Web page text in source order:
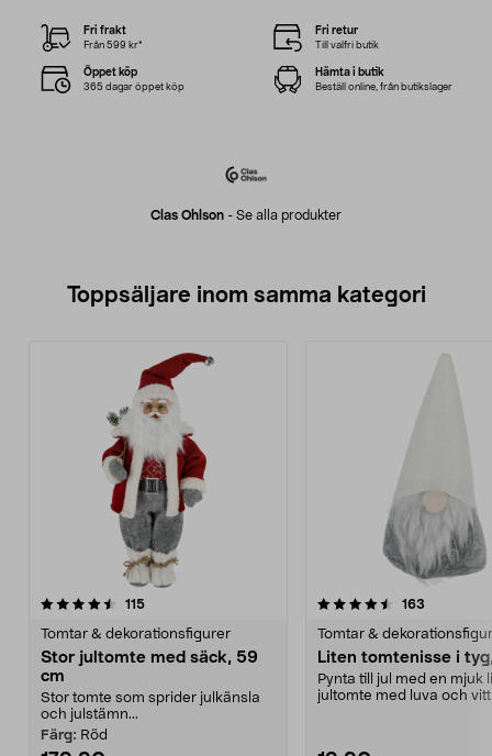
Clas Ohlson - Se alla produkter
Fri frakt
Från 599 kr*
Fri retur
Till valfri butik
Öppet köp
365 dagar öppet köp
Hämta i butik
Beställ online, från butikslager
Toppsäljare inom samma kategori
115recensioner
Tomtar & dekorationsfigurer
Stor jultomte med säck, 59
cm
Stor tomte som sprider julkänsla
och julstämn...
Färg: Röd
4.5 av 5 stjärnor 163
Tomtar &
Liten tomtenisse i
Pynta till jul med en mjuk
jultomte med luva och
4.5 av 5 stjärnor